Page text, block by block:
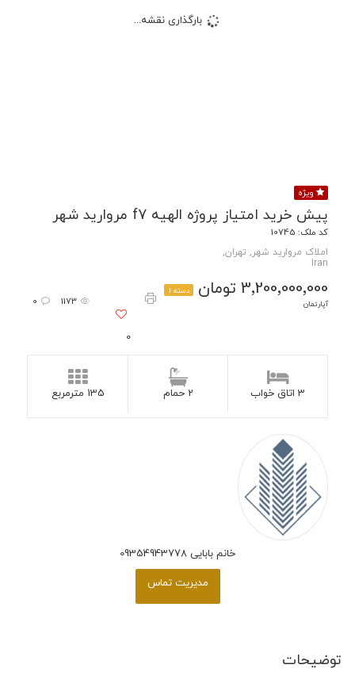
بارگذاری نقشه...
ویژه
پیش خرید امتیاز پروژه الهیه f7 مروارید شهر
کد ملک: 10745
املاک مروارید شهر, تهران,
Iran
3٬200٬000٬000 تومان
دسته 1
آپارتمان
1173
0
135 مترمربع
خانم بابایی 09354943778
مدیریت تماس
توضیحات